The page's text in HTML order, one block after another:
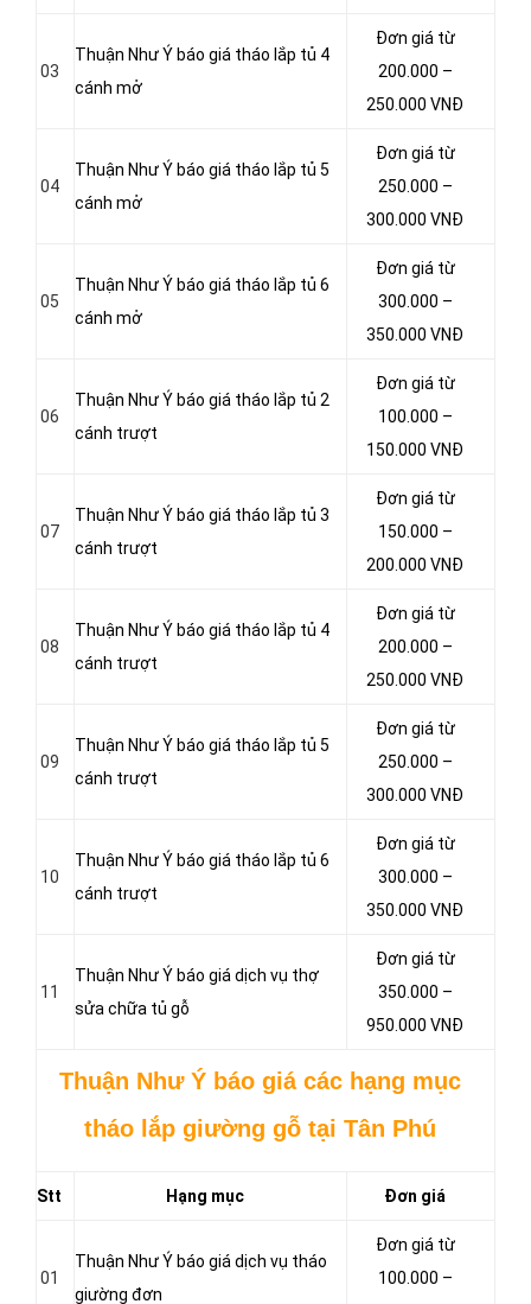
03
Thuận Như Ý báo giá tháo lắp tủ 4
cánh mở
Đơn giá từ
200.000 –
250.000 VNĐ
04
Thuận Như Ý báo giá tháo lắp tủ 5
cánh mở
Đơn giá từ
250.000 –
300.000 VNĐ
05
Thuận Như Ý báo giá tháo lắp tủ 6
cánh mở
Đơn giá từ
300.000 –
350.000 VNĐ
06
Thuận Như Ý báo giá tháo lắp tủ 2
cánh trượt
Đơn giá từ
100.000 –
150.000 VNĐ
07
Thuận Như Ý báo giá tháo lắp tủ 3
cánh trượt
Đơn giá từ
150.000 –
200.000 VNĐ
08
Thuận Như Ý báo giá tháo lắp tủ 4
cánh trượt
Đơn giá từ
200.000 –
250.000 VNĐ
09
Thuận Như Ý báo giá tháo lắp tủ 5
cánh trượt
Đơn giá từ
250.000 –
300.000 VNĐ
10
Thuận Như Ý báo giá tháo lắp tủ 6
cánh trượt
Đơn giá từ
300.000 –
350.000 VNĐ
11
Thuận Như Ý báo giá dịch vụ thợ
sửa chữa tủ gỗ
Đơn giá từ
350.000 –
950.000 VNĐ
Thuận Như Ý báo giá các hạng mục
tháo lắp giường gỗ tại Tân Phú
Stt Hạng mục Đơn giá
01
Thuận Như Ý báo giá dịch vụ tháo
giường đơn
Đơn giá từ
100.000 –